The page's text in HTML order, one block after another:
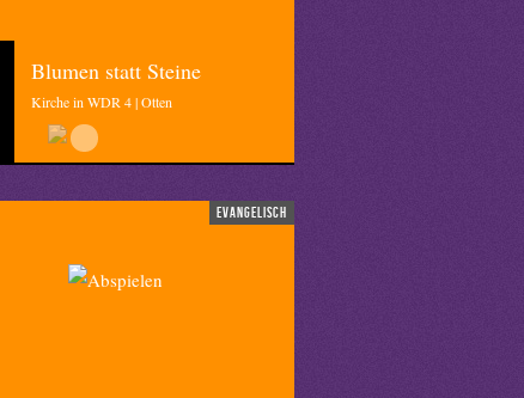
Blumen statt Steine
Kirche in WDR 4 | Otten
evangelisch